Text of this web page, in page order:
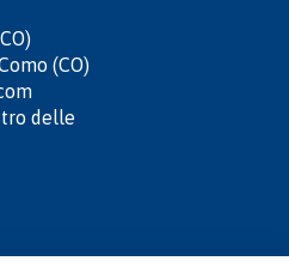
(CO)
delle